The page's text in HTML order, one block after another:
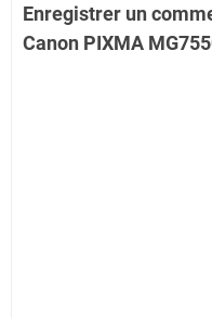
Enregistrer un
Canon PIXMA